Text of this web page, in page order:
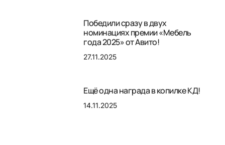
Победили сразу в двух
номинациях премии «Мебель
года 2025» от Авито!
27.11.2025
Ещё одна награда в копилке КД!
14.11.2025